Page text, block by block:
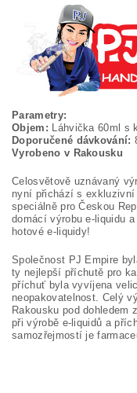
Parametry:
Objem: Láhvička 60ml s
Doporučené dávkování:
Vyrobeno v Rakousku
Celosvětově uznávaný
nyní přichází s
speciálně pro Českou
domácí výrobu e-liquidu
hotové e-liquidy!
Společnost PJ Empire
ty nejlepší příchutě pro
příchuť byla vyvíjena
neopakovatelnost. Celý
Rakousku pod dohledem
při výrobě e-liquidů a
samozřejmostí je